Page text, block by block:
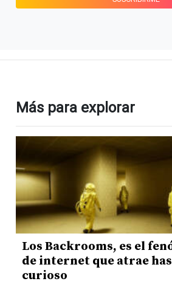
Más para explorar
Los Backrooms, es el
de internet que atrae
curioso